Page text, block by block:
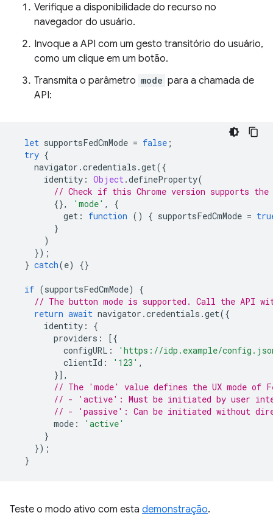
Verifique a disponibilidade do recurso no
navegador do usuário.
Invoque a API com um gesto transitório do usuário,
como um clique em um botão.
Transmita o parâmetro mode para a chamada de
API:
let supportsFedCmMode = false ;
try {
navigator .credentials .get({
identity : Object .defineProperty(
// Check if this Chrome version supports the
{},
'mode' ,
{
get : function () { supportsFedCmMode =
}
)
});
} catch(e) {}
if (supportsFedCmMode)
{
// The button mode is supported. Call the API
return await navigator .credentials .get({
identity :
{
providers :
[{
configURL :
'https://idp.example/
clientId : '123' ,
}],
// The 'mode' value defines the UX mode of
// - 'active': Must be initiated by user
// - 'passive': Can be initiated without
mode :
'active'
}
});
}
Teste o modo ativo com esta demonstração.